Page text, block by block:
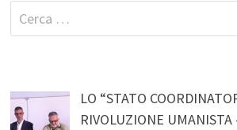
Ricerca
per:
LO “STATO
RIVOLUZIONE